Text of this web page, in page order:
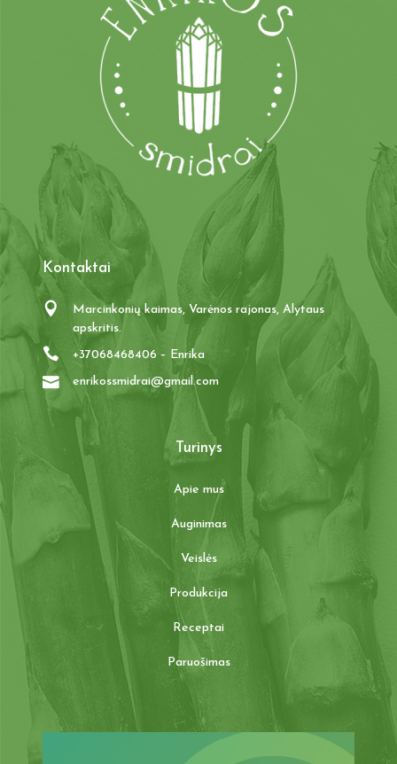
Kontaktai
Marcinkonių kaimas, Varėnos rajonas, Alytaus
apskritis.
+37068468406 – Enrika
enrikossmidrai@gmail.com
Turinys
Apie mus
Auginimas
Veislės
Produkcija
Receptai
Paruošimas